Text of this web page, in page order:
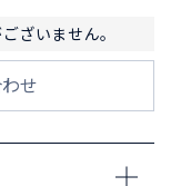
ざいません。
せ